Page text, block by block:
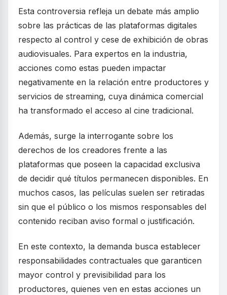
Esta controversia refleja un debate más amplio
sobre las prácticas de las plataformas digitales
respecto al control y cese de exhibición de obras
audiovisuales. Para expertos en la industria,
acciones como estas pueden impactar
negativamente en la relación entre productores y
servicios de streaming, cuya dinámica comercial
ha transformado el acceso al cine tradicional.
Además, surge la interrogante sobre los
derechos de los creadores frente a las
plataformas que poseen la capacidad exclusiva
de decidir qué títulos permanecen disponibles. En
muchos casos, las películas suelen ser retiradas
sin que el público o los mismos responsables del
contenido reciban aviso formal o justificación.
En este contexto, la demanda busca establecer
responsabilidades contractuales que garanticen
mayor control y previsibilidad para los
productores, quienes ven en estas acciones un